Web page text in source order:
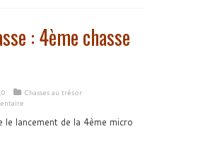
: 4ème chasse
Chasses au trésor
le lancement de la 4ème micro